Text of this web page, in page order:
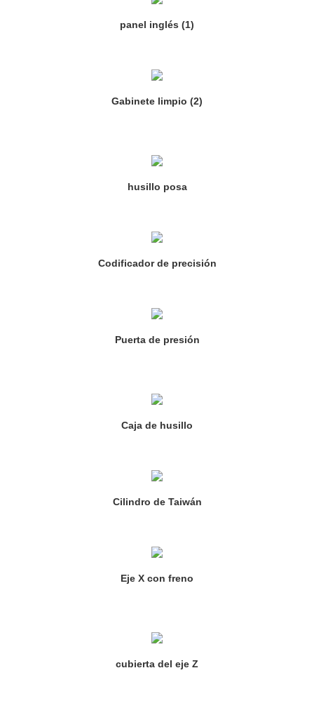
panel inglés (1)
Gabinete limpio (2)
husillo posa
Codificador de precisión
Puerta de presión
Caja de husillo
Cilindro de Taiwán
Eje X con freno
cubierta del eje Z